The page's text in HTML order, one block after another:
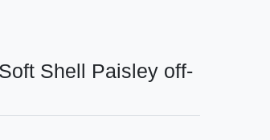
Shell Paisley off-